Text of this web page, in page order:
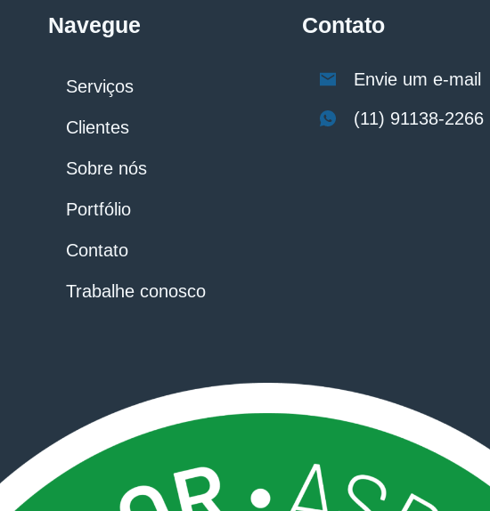
Navegue
Serviços
Clientes
Sobre nós
Portfólio
Contato
Trabalhe conosco
Contato
Envie um e-mail
(11) 91138-2266